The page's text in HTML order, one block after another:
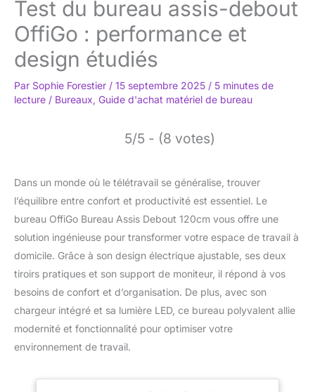
Test du bureau assis-debout
OffiGo : performance et
design étudiés
Par Sophie Forestier / 15 septembre 2025 / 5 minutes de
lecture / Bureaux, Guide d'achat matériel de bureau
5/5 - (8 votes)
Dans un monde où le télétravail se généralise, trouver
l’équilibre entre confort et productivité est essentiel. Le
bureau OffiGo Bureau Assis Debout 120cm vous offre une
solution ingénieuse pour transformer votre espace de travail à
domicile. Grâce à son design électrique ajustable, ses deux
tiroirs pratiques et son support de moniteur, il répond à vos
besoins de confort et d’organisation. De plus, avec son
chargeur intégré et sa lumière LED, ce bureau polyvalent allie
modernité et fonctionnalité pour optimiser votre
environnement de travail.